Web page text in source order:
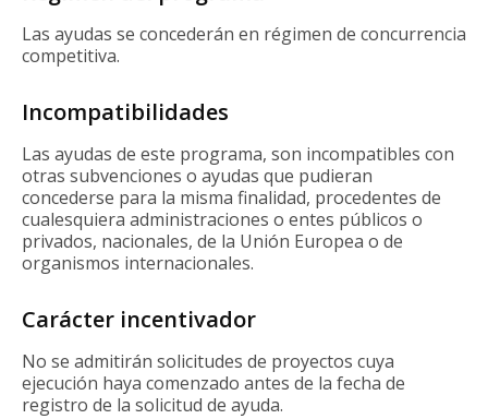
Las ayudas se concederán en régimen de concurrencia
competitiva.
Incompatibilidades
Las ayudas de este programa, son incompatibles con
otras subvenciones o ayudas que pudieran
concederse para la misma finalidad, procedentes de
cualesquiera administraciones o entes públicos o
privados, nacionales, de la Unión Europea o de
organismos internacionales.
Carácter incentivador
No se admitirán solicitudes de proyectos cuya
ejecución haya comenzado antes de la fecha de
registro de la solicitud de ayuda.